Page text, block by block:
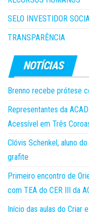
SELO INVESTIDOR
TRANSPARÊNCIA
Brenno recebe prótese
Representantes da
Acessível em Três
Clóvis Schenkel, aluno
grafite
Primeiro encontro de
com TEA do CER III da
Início das aulas do Criar